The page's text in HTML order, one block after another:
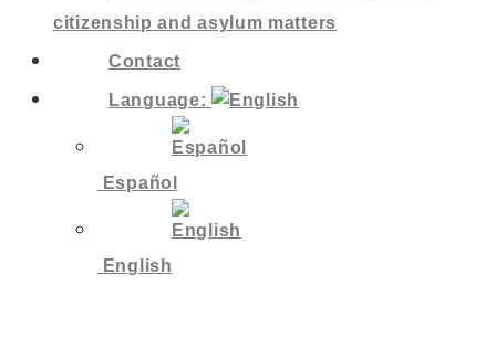
citizenship and asylum matters
Contact
Language:
Español
English